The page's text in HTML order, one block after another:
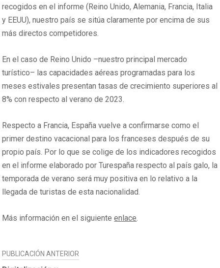
recogidos en el informe (Reino Unido, Alemania, Francia, Italia
y EEUU), nuestro país se sitúa claramente por encima de sus
más directos competidores.
En el caso de Reino Unido –nuestro principal mercado
turístico– las capacidades aéreas programadas para los
meses estivales presentan tasas de crecimiento superiores al
8% con respecto al verano de 2023.
Respecto a Francia, España vuelve a confirmarse como el
primer destino vacacional para los franceses después de su
propio país. Por lo que se colige de los indicadores recogidos
en el informe elaborado por Turespaña respecto al país galo, la
temporada de verano será muy positiva en lo relativo a la
llegada de turistas de esta nacionalidad.
Más información en el siguienteenlace.
NAVEGACIÓN
PUBLICACIÓN ANTERIOR